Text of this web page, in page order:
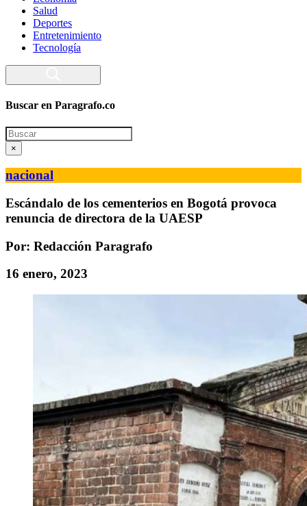
Salud
Deportes
Entretenimiento
Tecnología
Buscar en Paragrafo.co
Search
×
nacional
Escándalo de los cementerios en Bogotá provoca
renuncia de directora de la UAESP
Por: Redacción Paragrafo
16 enero, 2023